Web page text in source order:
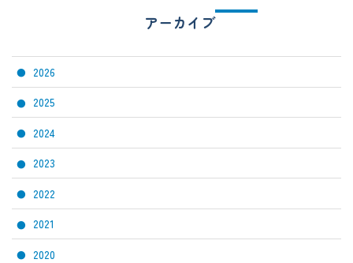
アーカイブ
2026
2025
2024
2023
2022
2021
2020